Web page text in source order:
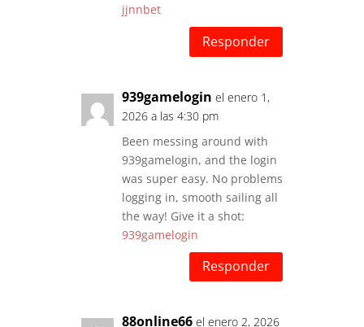
jjnnbet
Responder
939gamelogin el enero 1,
2026 a las 4:30 pm
Been messing around with
939gamelogin, and the login
was super easy. No problems
logging in, smooth sailing all
the way! Give it a shot:
939gamelogin
Responder
88online66 el enero 2, 2026